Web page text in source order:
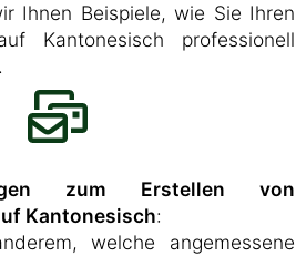
Ihnen Beispiele, wie Sie Ihren
Kantonesisch professionell
zum Erstellen von
Kantonesisch:
welche angemessene